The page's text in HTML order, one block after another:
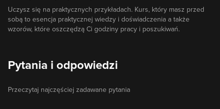
Uczysz się na praktycznych przykładach. Kurs, który masz przed
sobą to esencja praktycznej wiedzy i doświadczenia a także
wzorów, które oszczędzą Ci godziny pracy i poszukiwań.
Pytania i odpowiedzi
Przeczytaj najczęściej zadawane pytania